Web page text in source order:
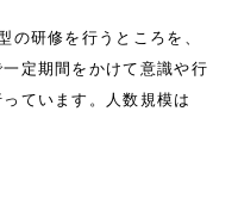
の研修を行うところを、
定期間をかけて意識や行
ています。人数規模は